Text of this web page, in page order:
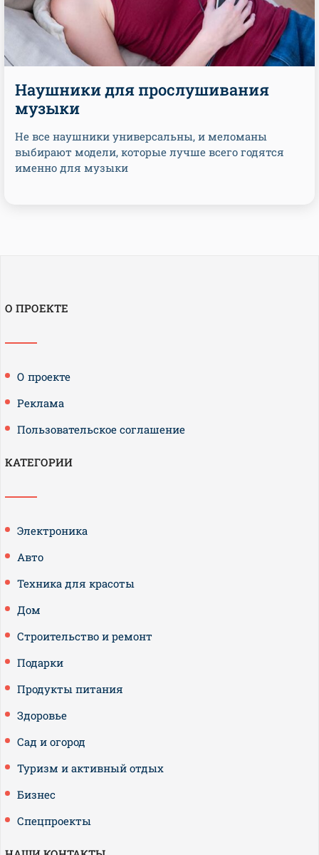
Наушники для прослушивания
музыки
Не все наушники универсальны, и меломаны
выбирают модели, которые лучше всего годятся
именно для музыки
О ПРОЕКТЕ
О проекте
Реклама
Пользовательское соглашение
КАТЕГОРИИ
Электроника
Авто
Техника для красоты
Дом
Строительство и ремонт
Подарки
Продукты питания
Здоровье
Сад и огород
Туризм и активный отдых
Бизнес
Спецпроекты